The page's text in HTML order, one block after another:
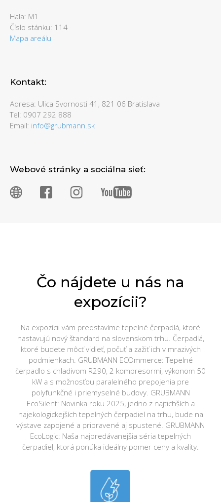
Hala: M1
Číslo stánku: 114
Mapa areálu
Kontakt:
Adresa: Ulica Svornosti 41, 821 06 Bratislava
Tel: 0907 292 888
Email: info@grubmann.sk
Webové stránky a sociálna sieť:
Čo nájdete u nás na
expozícii?
Na expozícii vám predstavíme tepelné čerpadlá, ktoré
nastavujú nový štandard na slovenskom trhu. Čerpadlá,
ktoré budete môcť vidieť, počuť a zažiť ich v mrazivých
podmienkach. GRUBMANN ECOmmerce: Tepelné
čerpadlo s chladivom R290, 2 kompresormi, výkonom 50
kW a s možnosťou paralelného prepojenia pre
polyfunkčné i priemyselné budovy. GRUBMANN
EcoSilent: Novinka roku 2025, jedno z najtichších a
najekologickejších tepelných čerpadiel na trhu, bude na
výstave zapojené a pripravené aj spustené. GRUBMANN
EcoLogic: Naša najpredávanejšia séria tepelných
čerpadiel, ktorá ponúka ideálny pomer ceny a kvality.